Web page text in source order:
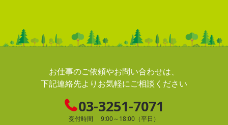
お仕事のご依頼やお問い合わせは、
下記連絡先よりお気軽にご相談ください
03-3251-7071
受付時間 9:00～18:00（平日）